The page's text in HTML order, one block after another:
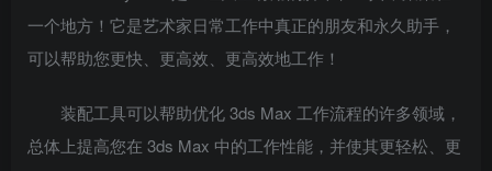
一个地方！它是艺术家日常工作中真正的朋友和永久助手，
可以帮助您更快、更高效、更高效地工作！
装配工具可以帮助优化 3ds Max 工作流程的许多领域，
总体上提高您在 3ds Max 中的工作性能，并使其更轻松、更